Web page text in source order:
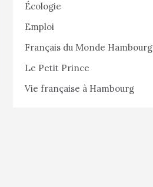
Écologie
Emploi
Français du Monde Hambourg
Le Petit Prince
Vie française à Hambourg